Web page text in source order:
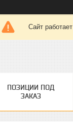
Сайт
ПОЗИЦИИ ПОД
ЗАКАЗ